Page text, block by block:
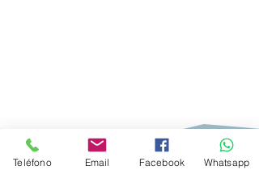
En el rastreador de vuelos podrás conocer todos los detalles de
tu vuelo o cualquier vuelo:
Teléfono Email Facebook Whatsapp